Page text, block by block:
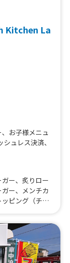
専用】かき氷
モネード、
ル、【600円】
【500円】か
トドリンク
Kitchen La
、 お子様メニュ
シュレス決済、
ー、炙りロー
ー、メンチカ
ピング（チー
、チュロス、
生ビール、ビ
ール、ソフト
ほっとワイ